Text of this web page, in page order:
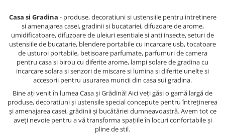
Casa si Gradina - produse, decoratiuni si ustensiile pentru intretinere
si amenajarea casei, gradinii si bucatariei, difuzoare de arome,
umidificatoare, difuzoare de uleiuri esentiale si anti insecte, seturi de
ustensiile de bucatarie, blendere portabile cu incarcare usb, tocatoare
de usturoi portabile, betisoare parfumate, parfumuri de camera
pentru casa si birou cu diferite arome, lampi solare de gradina cu
incarcare solara si senzori de miscare si lumina si diferite unelte si
accesorii pentru usurarea muncii din casa sui gradina.
Bine ați venit în lumea Casa și Grădină! Aici veți găsi o gamă largă de
produse, decoratiuni și ustensile special concepute pentru întreținerea
și amenajarea casei, grădinii și bucătăriei dumneavoastră. Avem tot ce
aveți nevoie pentru a vă transforma spațiile în locuri confortabile și
pline de stil.